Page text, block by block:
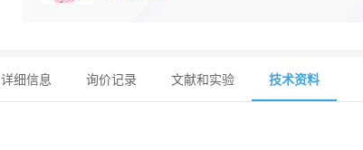
详细信息 询价记录 文献和实验 技术资料